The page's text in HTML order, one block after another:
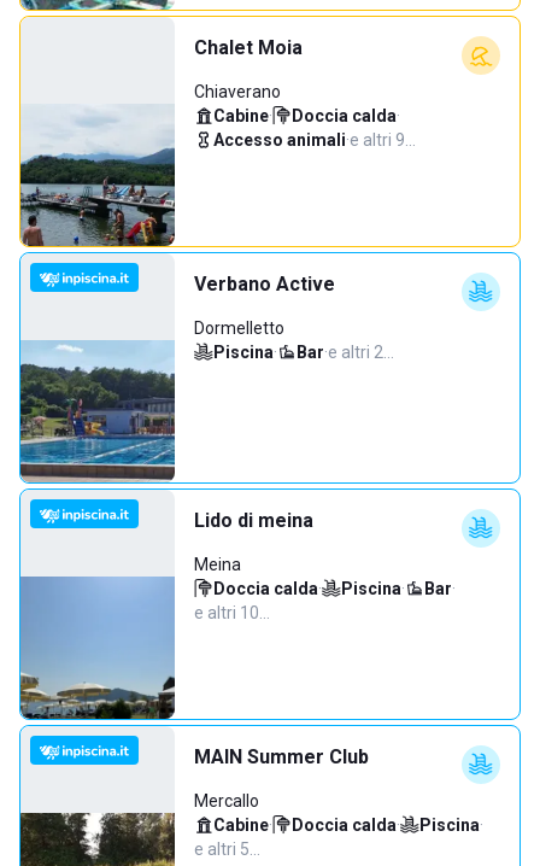
Chalet Moia
Chiaverano
Cabine· Doccia calda·
Accesso animali·e altri 9…
Verbano Active
Dormelletto
Piscina· Bar·e altri 2…
Lido di meina
Meina
Doccia calda· Piscina· Bar·
e altri 10…
MAIN Summer Club
Mercallo
Cabine· Doccia calda· Piscina·
e altri 5…